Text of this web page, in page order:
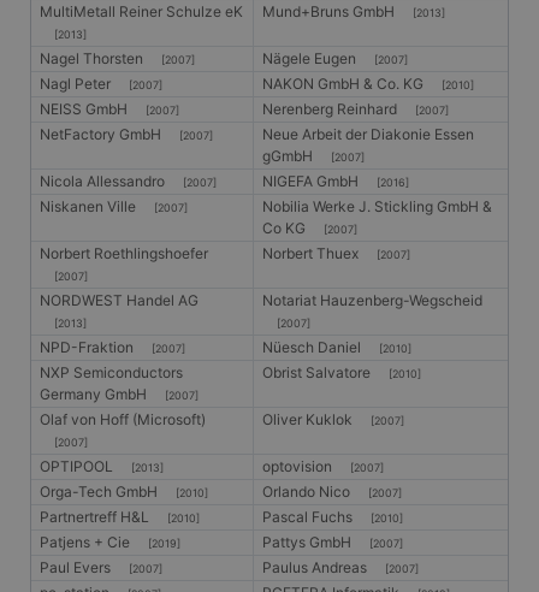
MultiMetall Reiner Schulze eK
[2013]
Mund+Bruns GmbH [2013]
Nagel Thorsten [2007] Nägele Eugen [2007]
Nagl Peter [2007] NAKON GmbH & Co. KG [2010]
NEISS GmbH [2007] Nerenberg Reinhard [2007]
NetFactory GmbH [2007]
Neue Arbeit der Diakonie Essen
gGmbH
[2007]
Nicola Allessandro [2007] NIGEFA GmbH [2016]
Niskanen Ville [2007]
Nobilia Werke J. Stickling GmbH &
Co KG
[2007]
Norbert Roethlingshoefer
[2007]
Norbert Thuex [2007]
NORDWEST Handel AG
[2013]
Notariat Hauzenberg-Wegscheid
[2007]
NPD-Fraktion [2007] Nüesch Daniel [2010]
NXP Semiconductors
Germany GmbH
[2007]
Obrist Salvatore [2010]
Olaf von Hoff (Microsoft)
[2007]
Oliver Kuklok [2007]
OPTIPOOL [2013] optovision [2007]
Orga-Tech GmbH [2010] Orlando Nico [2007]
Partnertreff H&L [2010] Pascal Fuchs [2010]
Patjens + Cie [2019] Pattys GmbH [2007]
Paul Evers [2007] Paulus Andreas [2007]
wodurch die
Datenaufkommen
eingeschränkt
wird.
.gangl.de
1 Jahr 1
Monat
verwendet, um
den Sitzungsstatus
Drittanbieters, mit
Analysen messen.
MUID
Microsoft
Corporation
.clarity.ms
1 Jahr
Dieses Cookie wird
von Microsoft
verwendet. Es kann
durch eingebettete
die
Microsoft-
CLID
www.clarity.ms 1 Jahr